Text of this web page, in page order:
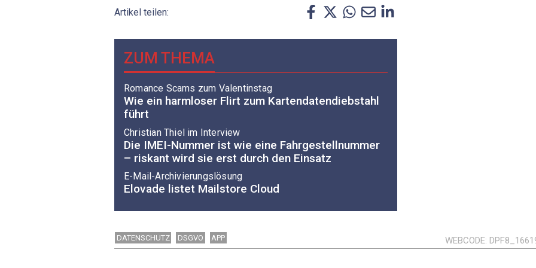
Artikel teilen:
ZUM THEMA
Romance Scams zum Valentinstag
Wie ein harmloser Flirt zum Kartendatendiebstahl
führt
Christian Thiel im Interview
Die IMEI-Nummer ist wie eine Fahrgestellnummer
– riskant wird sie erst durch den Einsatz
E-Mail-Archivierungslösung
Elovade listet Mailstore Cloud
DATENSCHUTZ DSGVO APP WEBCODE